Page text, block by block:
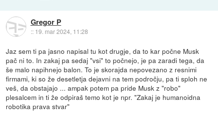
Gregor P
:: 19. mar 2024, 11:28
Jaz sem ti pa jasno napisal tu kot drugje, da to kar počne Musk
pač ni to. In zakaj pa sedaj "vsi" to počnejo, je pa zaradi tega, da
še malo napihnejo balon. To je skorajda nepovezano z resnimi
firmami, ki so že desetletja dejavni na tem področju, pa ti sploh ne
veš, da obstajajo ... ampak potem pa pride Musk z "robo"
plesalcem in ti že odpiraš temo kot je npr. "Zakaj je humanoidna
robotika prava stvar"